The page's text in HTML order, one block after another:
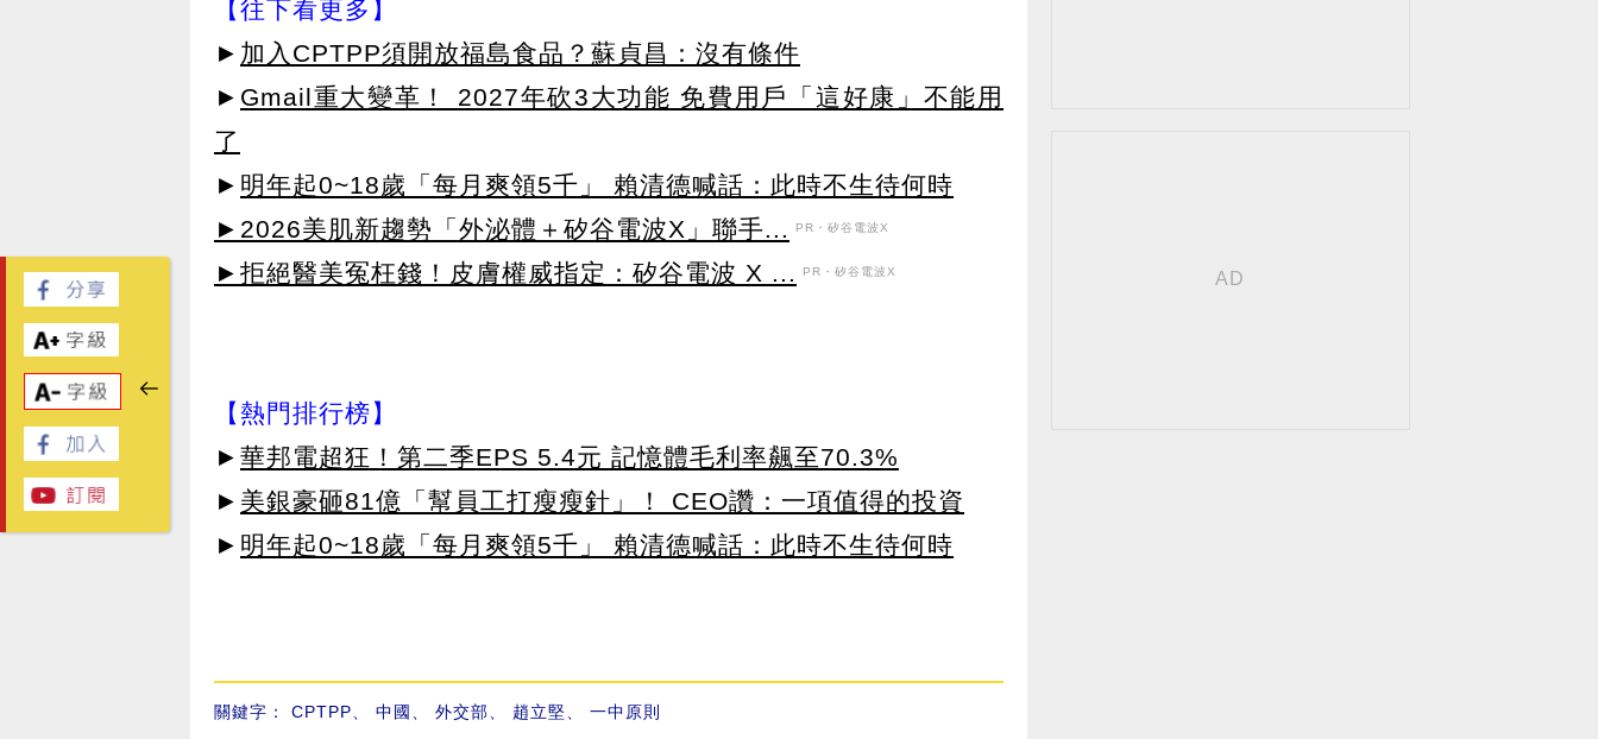
【往下看更多】
► 加入CPTPP須開放福島食品？蘇貞昌：沒有條件
► Gmail重大變革！ 2027年砍3大功能 免費用戶「這好康」不能用
了
► 明年起0~18歲「每月爽領5千」 賴清德喊話：此時不生待何時
►2026美肌新趨勢「外泌體＋矽谷電波X」聯手...
PR・矽谷電波X
►拒絕醫美冤枉錢！皮膚權威指定：矽谷電波 X ... PR・矽谷電波X
【熱門排行榜】
► 華邦電超狂！第二季EPS 5.4元 記憶體毛利率飆至70.3%
► 美銀豪砸81億「幫員工打瘦瘦針」！ CEO讚：一項值得的投資
► 明年起0~18歲「每月爽領5千」 賴清德喊話：此時不生待何時
關鍵字： CPTPP 中國 外交部 趙立堅 一中原則